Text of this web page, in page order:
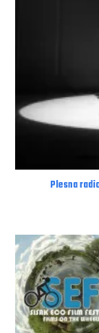
Plesna